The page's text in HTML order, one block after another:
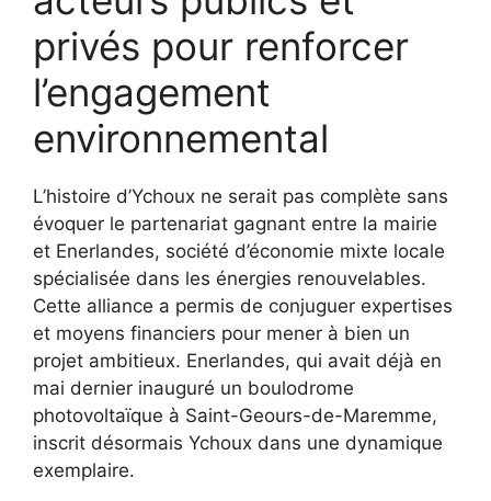
privés pour renforcer
l’engagement
environnemental
L’histoire d’Ychoux ne serait pas complète sans
évoquer le partenariat gagnant entre la mairie
et Enerlandes, société d’économie mixte locale
spécialisée dans les énergies renouvelables.
Cette alliance a permis de conjuguer expertises
et moyens financiers pour mener à bien un
projet ambitieux. Enerlandes, qui avait déjà en
mai dernier inauguré un boulodrome
photovoltaïque à Saint-Geours-de-Maremme,
inscrit désormais Ychoux dans une dynamique
exemplaire.